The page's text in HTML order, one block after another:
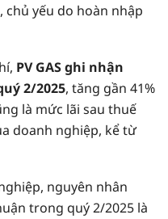
chủ yếu do hoàn nhập
PV GAS ghi nhận
2/2025, tăng gần 41%
là mức lãi sau thuế
doanh nghiệp, kể từ
nguyên nhân
trong quý 2/2025 là